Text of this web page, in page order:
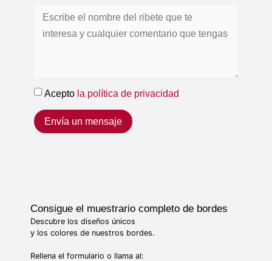
Acepto la política de privacidad
Envía un mensaje
Consigue el muestrario completo de bordes
Descubre los diseños únicos
y los colores de nuestros bordes.
Rellena el formulario o llama al: